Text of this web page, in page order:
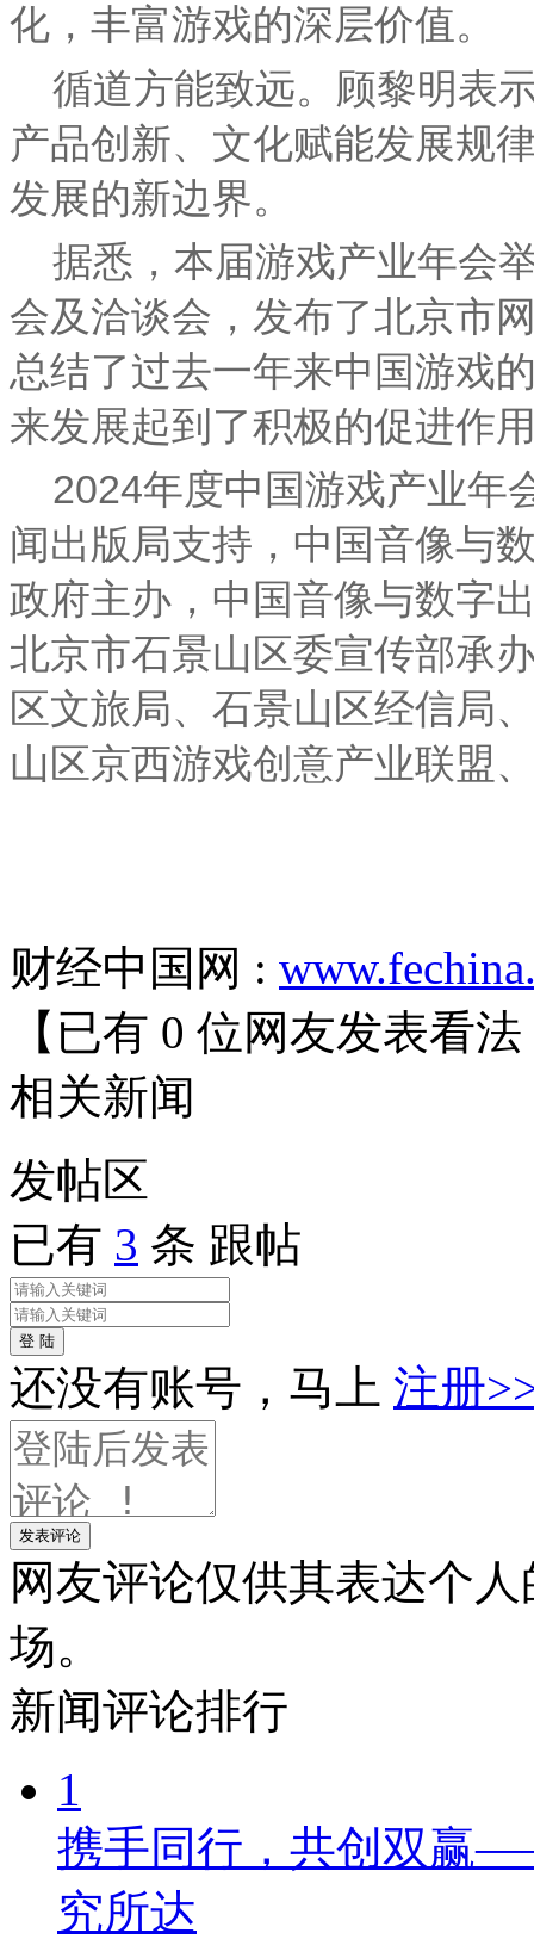
化，丰富游戏的深层价值。
循道方能致远。顾黎明表
产品创新、文化赋能发展规
发展的新边界。
据悉，本届游戏产业年会
会及洽谈会，发布了北京市
总结了过去一年来中国游戏
来发展起到了积极的促进作
2024年度中国游戏产业年
闻出版局支持，中国音像与
政府主办，中国音像与数字
北京市石景山区委宣传部承
区文旅局、石景山区经信局
山区京西游戏创意产业联盟
财经中国网 :
【已有 0 位网友发表看法
相关新闻
发帖区
已有 3 条 跟帖
登 陆
还没有账号，马上 注册
发表评论
网友评论仅供其表达个
场。
新闻评论排行
1
携手同行，共创双赢
究所达